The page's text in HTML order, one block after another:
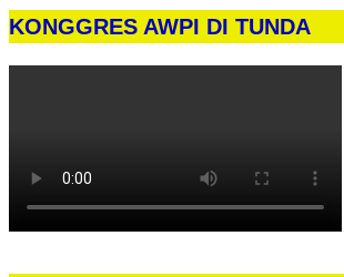
KONGGRES AWPI DI TUNDA